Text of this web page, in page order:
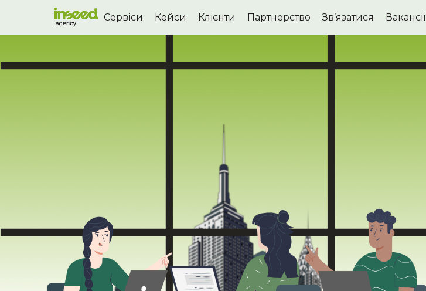
Сервіси Кейси Клієнти Партнерство Зв’язатися Вакансії